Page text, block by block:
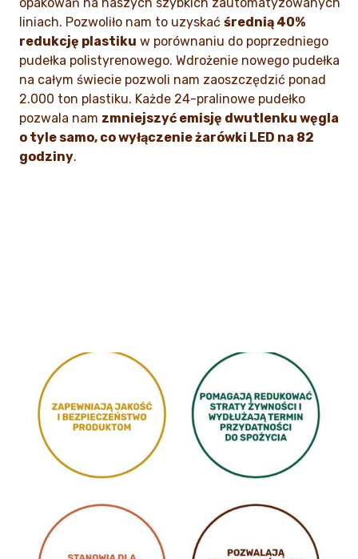
liniach. Pozwoliło nam to uzyskać średnią 40%
redukcję plastiku w porównaniu do poprzedniego
pudełka polistyrenowego. Wdrożenie nowego pudełka
na całym świecie pozwoli nam zaoszczędzić ponad
2.000 ton plastiku. Każde 24-pralinowe pudełko
pozwala nam zmniejszyć emisję dwutlenku węgla
o tyle samo, co wyłączenie żarówki LED na 82
godziny.